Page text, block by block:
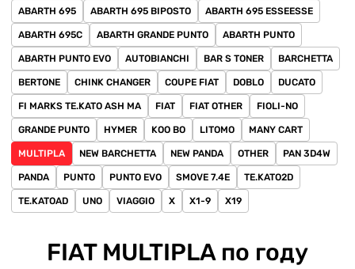
ABARTH 695 ABARTH 695 BIPOSTO ABARTH 695 ESSEESSE
ABARTH 695C ABARTH GRANDE PUNTO ABARTH PUNTO
ABARTH PUNTO EVO AUTOBIANCHI BAR S TONER BARCHETTA
BERTONE CHINK CHANGER COUPE FIAT DOBLO DUCATO
FI MARKS TE.KATO ASH MA FIAT FIAT OTHER FIOLI-NO
GRANDE PUNTO HYMER KOO BO LITOMO MANY CART
MULTIPLA NEW BARCHETTA NEW PANDA OTHER PAN 3D4W
PANDA PUNTO PUNTO EVO SMOVE 7.4E TE.KATO2D
TE.KATOAD UNO VIAGGIO X X1-9 X19
FIAT MULTIPLA по году